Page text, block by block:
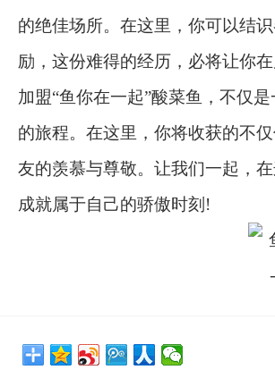
的绝佳场所。在这里，你可以结
励，这份难得的经历，必将让你
加盟“鱼你在一起”酸菜鱼，不仅
的旅程。在这里，你将收获的不
友的羡慕与尊敬。让我们一起，
成就属于自己的骄傲时刻!